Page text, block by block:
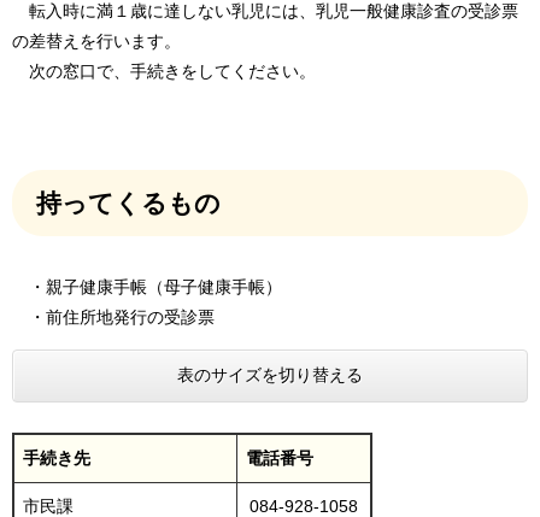
転入時に満１歳に達しない乳児には、乳児一般健康診査の受診票
の差替えを行います。
次の窓口で、手続きをしてください。
持ってくるもの
・親子健康手帳（母子健康手帳）
・前住所地発行の受診票
表のサイズを切り替える
手続き先 電話番号
市民課 084-928-1058